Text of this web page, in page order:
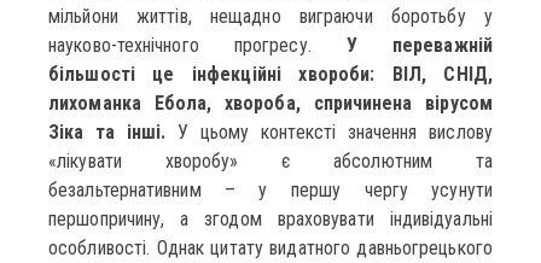
мільйони життів, нещадно виграючи боротьбу у
науково-технічного прогресу. У переважній
більшості це інфекційні хвороби: ВІЛ, СНІД,
лихоманка Ебола, хвороба, спричинена вірусом
Зіка та інші. У цьому контексті значення вислову
«лікувати хворобу» є абсолютним та
безальтернативним – у першу чергу усунути
першопричину, а згодом враховувати індивідуальні
особливості. Однак цитату видатного давньогрецького